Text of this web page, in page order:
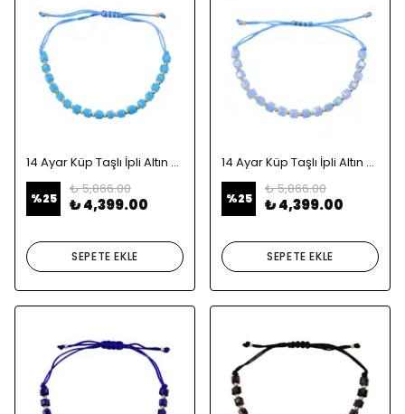
14 Ayar Küp Taşlı İpli Altın Bileklik
%25
₺ 5,866.00
₺ 4,399.00
SEPETE EKLE
14 Ayar Küp Taşlı İpli Altın Bileklik
%25
₺ 5,866.00
₺ 4,399.00
SEPETE EKLE